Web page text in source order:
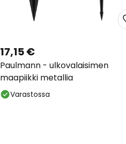
Paulmann - ulkovalaisimen
maapiikki metallia
17,15 €
Varastossa